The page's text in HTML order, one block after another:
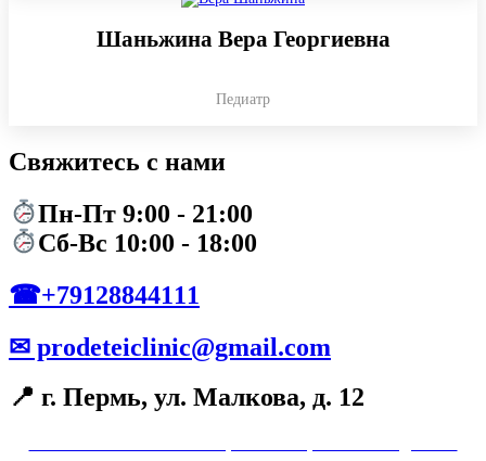
Шаньжина Вера Георгиевна
Педиатр
Свяжитесь с нами
Пн-Пт 9:00 - 21:00
Сб-Вс 10:00 - 18:00
☎+79128844111
✉ prodeteiclinic@gmail.com
📍 г. Пермь, ул. Малкова, д. 12